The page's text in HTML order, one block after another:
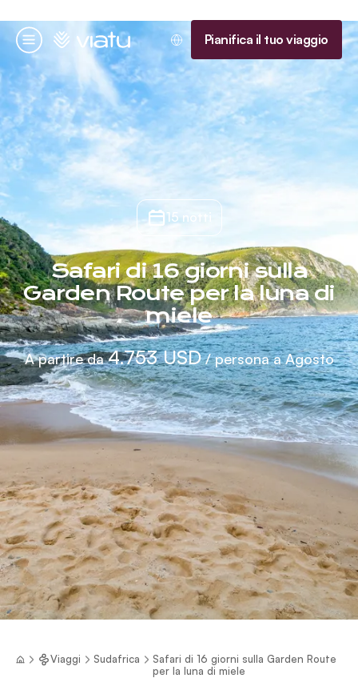
Menu
Homepage Pianifica il tuo viaggio
15 notti
Safari di 16 giorni sulla
Garden Route per la luna di
miele
A partire da4.753 USD/ persona a Agosto
Viaggi Sudafrica
Safari di 16 giorni sulla Garden Route
per la luna di miele